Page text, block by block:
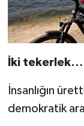
İki tekerlek…
İnsanlığın
demokratik